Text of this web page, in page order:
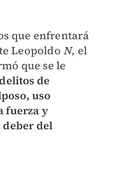
que enfrentará
Leopoldo N, el
que se le
de
uso
fuerza y
del